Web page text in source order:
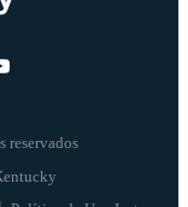
reservados